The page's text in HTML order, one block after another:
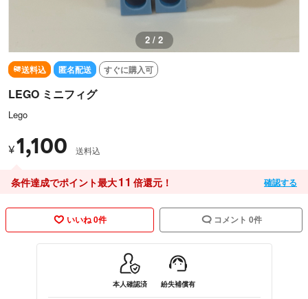
1 / 2
送料込 匿名配送 すぐに購入可
LEGO ミニフィグ
Lego
¥1,100 送料込
条件達成でポイント最大11 倍還元！ 確認する
いいね 0件 コメント 0件
本人確認済 紛失補償有